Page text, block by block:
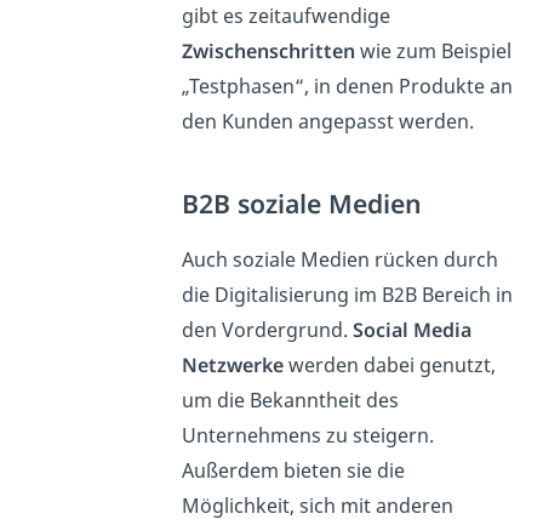
gibt es zeitaufwendige
Zwischenschritten wie zum Beispiel
„Testphasen“, in denen Produkte an
den Kunden angepasst werden.
B2B soziale Medien
Auch soziale Medien rücken durch
die Digitalisierung im B2B Bereich in
den Vordergrund. Social Media
Netzwerkewerden dabei genutzt,
um die Bekanntheit des
Unternehmens zu steigern.
Außerdem bieten sie die
Möglichkeit, sich mit anderen